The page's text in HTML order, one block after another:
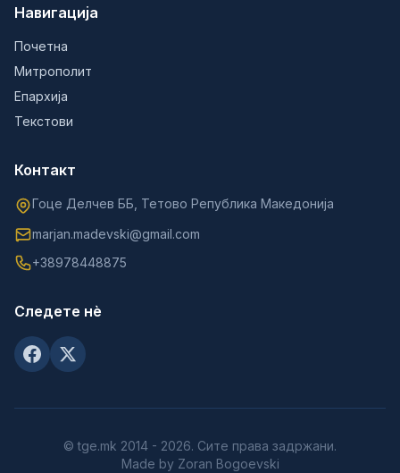
Навигација
Почетна
Митрополит
Епархија
Текстови
Контакт
Гоце Делчев ББ, Тетово Република Македонија
marjan.madevski@gmail.com
+38978448875
Следете нè
© tge.mk 2014 - 2026. Сите права задржани.
Made by Zoran Bogoevski